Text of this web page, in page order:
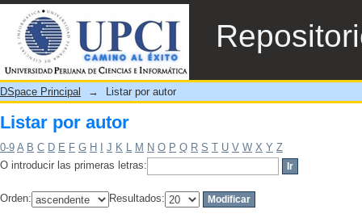
Listar por autor
DSpace Principal → Listar por autor
Listar por autor
0-9 A B C D E F G H J K L M N O P Q R S T U V W X Y Z
O introducir las primeras letras:
Orden: Resultados: